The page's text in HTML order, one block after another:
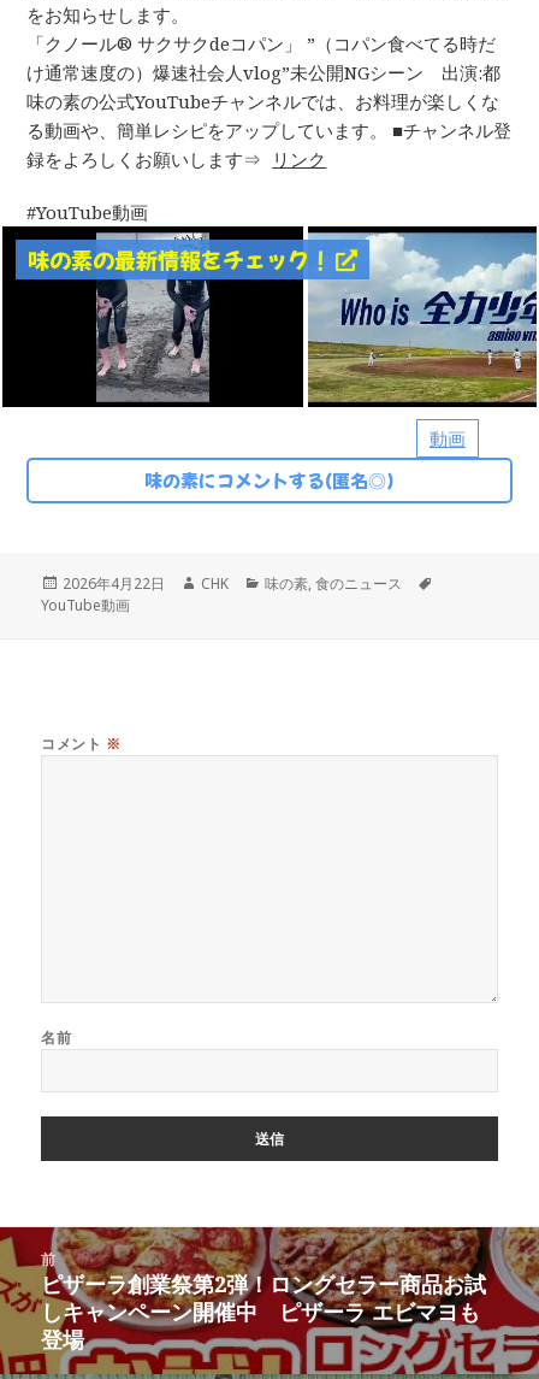
をお知らせします。
「クノール® サクサクdeコパン」 ”（コパン食べてる時だ
け通常速度の）爆速社会人vlog”未公開NGシーン 出演:都
味の素の公式YouTubeチャンネルでは、お料理が楽しくな
る動画や、簡単レシピをアップしています。 ■チャンネル登
録をよろしくお願いします⇒
リンク
動画
YouTube動画
味の素の最新情報をチェック！
味の素にコメントする(匿名◎)
投
稿
2026年4月22日
作
CHK
カ
味の素,食のニュース
YouTube動画
コメント ※
名前
投
稿
ナ
ゲ
前
前
の
投
稿:
ピザーラ創業祭第2弾！ロングセラー商品お試
しキャンペーン開催中 ピザーラ エビマヨも
登場